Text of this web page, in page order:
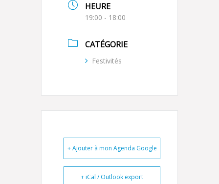
HEURE
19:00 - 18:00
CATÉGORIE
Festivités
+ Ajouter à mon Agenda Google
+ iCal / Outlook export